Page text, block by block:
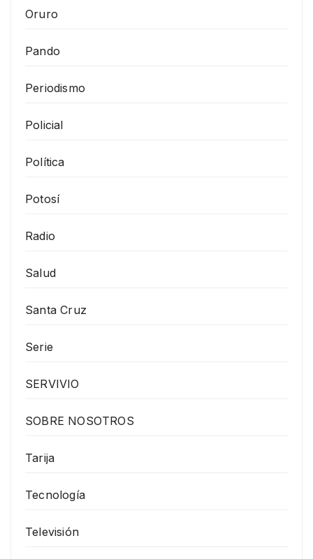
Oruro
Pando
Periodismo
Policial
Política
Potosí
Radio
Salud
Santa Cruz
Serie
SERVIVIO
SOBRE NOSOTROS
Tarija
Tecnología
Televisión